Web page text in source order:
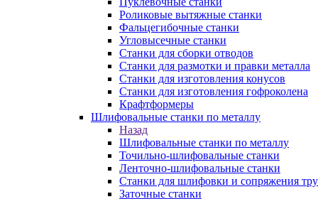
Роликовые вытяжные станки
Фальцегибочные станки
Угловысечные станки
Станки для сборки отводов
Станки для размотки и правки металла
Станки для изготовления конусов
Станки для изготовления гофроколена
Крафтформеры
Шлифовальные станки по металлу
Назад
Шлифовальные станки по металлу
Точильно-шлифовальные станки
Ленточно-шлифовальные станки
Станки для шлифовки и сопряжения
Заточные станки